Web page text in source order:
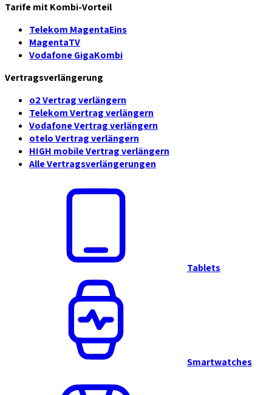
Tarife mit Kombi-Vorteil
Telekom MagentaEins
MagentaTV
Vodafone GigaKombi
Vertragsverlängerung
o2 Vertrag verlängern
Telekom Vertrag verlängern
Vodafone Vertrag verlängern
otelo Vertrag verlängern
HIGH mobile Vertrag verlängern
Alle Vertragsverlängerungen
Tablets
Smartwatches